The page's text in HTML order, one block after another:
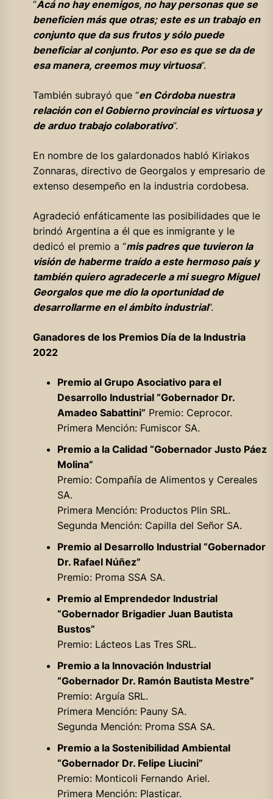
“Acá no hay enemigos, no hay personas que se
beneficien más que otras; este es un trabajo en
conjunto que da sus frutos y sólo puede
beneficiar al conjunto. Por eso es que se da de
esa manera, creemos muy virtuosa”.
También subrayó que “en Córdoba nuestra
relación con el Gobierno provincial es virtuosa y
de arduo trabajo colaborativo”.
En nombre de los galardonados habló Kiriakos
Zonnaras, directivo de Georgalos y empresario de
extenso desempeño en la industria cordobesa.
Agradeció enfáticamente las posibilidades que le
brindó Argentina a él que es inmigrante y le
dedicó el premio a “mis padres que tuvieron la
visión de haberme traído a este hermoso país y
también quiero agradecerle a mi suegro Miguel
Georgalos que me dio la oportunidad de
desarrollarme en el ámbito industrial”.
Ganadores de los Premios Día de la Industria
2022
Premio al Grupo Asociativo para el
Desarrollo Industrial “Gobernador Dr.
Amadeo Sabattini” Premio: Ceprocor.
Primera Mención: Fumiscor SA.
Premio a la Calidad “Gobernador Justo Páez
Molina”
Premio: Compañía de Alimentos y Cereales
SA.
Primera Mención: Productos Plin SRL.
Segunda Mención: Capilla del Señor SA.
Premio al Desarrollo Industrial “Gobernador
Dr. Rafael Núñez”
Premio: Proma SSA SA.
Premio al Emprendedor Industrial
“Gobernador Brigadier Juan Bautista
Bustos”
Premio: Lácteos Las Tres SRL.
Premio a la Innovación Industrial
“Gobernador Dr. Ramón Bautista Mestre”
Premio: Arguía SRL.
Primera Mención: Pauny SA.
Segunda Mención: Proma SSA SA.
Premio a la Sostenibilidad Ambiental
“Gobernador Dr. Felipe Liucini”
Premio: Monticoli Fernando Ariel.
Primera Mención: Plasticar.